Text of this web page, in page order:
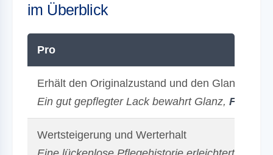
im Überblick
Pro
Erhält den Originalzustand und den Glanz des
Ein gut gepflegter Lack bewahrt Glanz,
Wertsteigerung und Werterhalt